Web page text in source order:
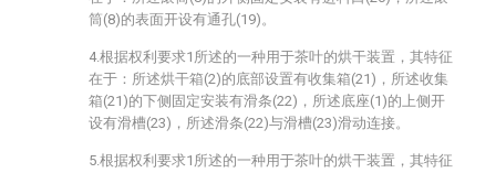
筒(8)的表面开设有通孔(19)。
4.根据权利要求1所述的一种用于茶叶的烘干装置，其特征
在于：所述烘干箱(2)的底部设置有收集箱(21)，所述收集
箱(21)的下侧固定安装有滑条(22)，所述底座(1)的上侧开
设有滑槽(23)，所述滑条(22)与滑槽(23)滑动连接。
5.根据权利要求1所述的一种用于茶叶的烘干装置，其特征